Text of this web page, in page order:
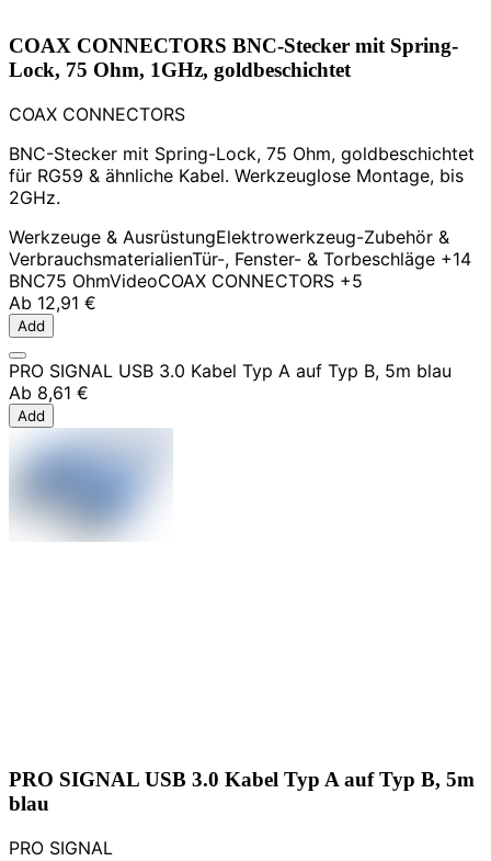
COAX CONNECTORS BNC-Stecker mit Spring-
Lock, 75 Ohm, 1GHz, goldbeschichtet
COAX CONNECTORS
BNC-Stecker mit Spring-Lock, 75 Ohm, goldbeschichtet
für RG59 & ähnliche Kabel. Werkzeuglose Montage, bis
2GHz.
Werkzeuge & AusrüstungElektrowerkzeug-Zubehör &
VerbrauchsmaterialienTür-, Fenster- & Torbeschläge +14
BNC75 OhmVideoCOAX CONNECTORS +5
Ab 12,91 €
Add
PRO SIGNAL USB 3.0 Kabel Typ A auf Typ B, 5m blau
Ab 8,61 €
Add
PRO SIGNAL USB 3.0 Kabel Typ A auf Typ B, 5m
blau
PRO SIGNAL